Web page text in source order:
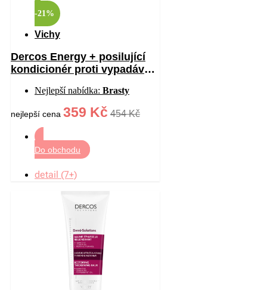
-21%
Vichy
Dercos Energy + posilující
kondicionér proti vypadávání
Nejlepší nabídka: Brasty
nejlepší cena 359 Kč 454 Kč
Do obchodu
detail (7+)